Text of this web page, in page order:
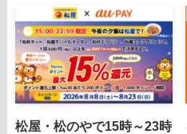
松屋・松のやで15時～23時